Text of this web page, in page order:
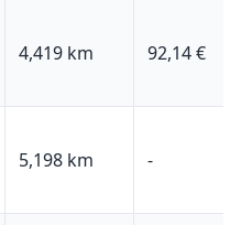
4,419 km 92,14 €
5,198 km -